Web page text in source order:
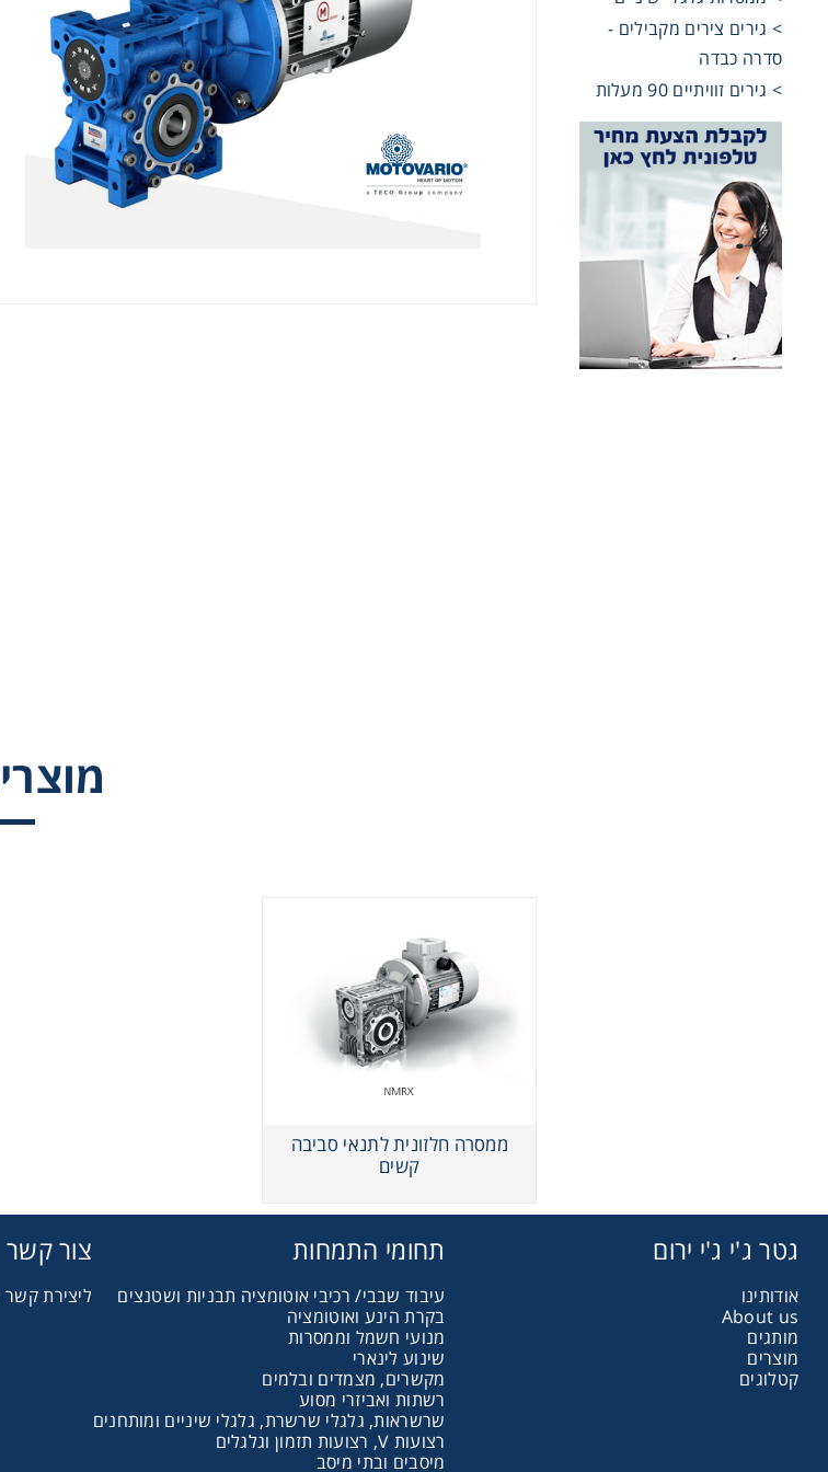
> גירים צירים מקבילים -
סדרה כבדה
> גירים זוויתיים 90 מעלות
ממסרה חלזונית לתנאי סביבה
קשים
גטר ג'י ג'י ירום
אודותינו
About us
מותגים
מוצרים
קטלוגים
תחומי התמחות
עיבוד שבבי/ רכיבי אוטומציה תבניות ושטנצים
בקרת הינע ואוטומציה
מנועי חשמל וממסרות
שינוע לינארי
מקשרים, מצמדים ובלמים
רשתות ואביזרי מסוע
שרשראות, גלגלי שרשרת, גלגלי שיניים ומותחנים
רצועות V, רצועות תזמון וגלגלים
מיסבים ובתי מיסב
צור קשר
ליצירת קשר
ממסרה חלזונית לתנאי סביבה
שרשראות, גלגלי שרשרת וגלגלי שיניים
רצועות וי, רצועות תזמון וגלגלים
שינוע ליניארי